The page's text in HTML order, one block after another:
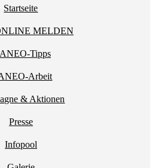
Startseite
MELDEN
Tipps
Arbeit
& Aktionen
Presse
Infopool